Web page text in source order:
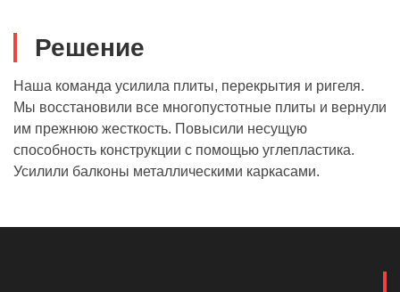
Решение
Наша команда усилила плиты, перекрытия и ригеля.
Мы восстановили все многопустотные плиты и вернули
им прежнюю жесткость. Повысили несущую
способность конструкции с помощью углепластика.
Усилили балконы металлическими каркасами.